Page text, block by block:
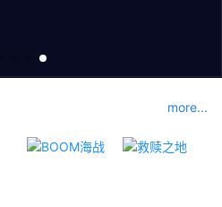
more...